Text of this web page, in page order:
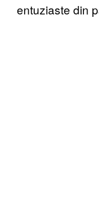
entuziaste din